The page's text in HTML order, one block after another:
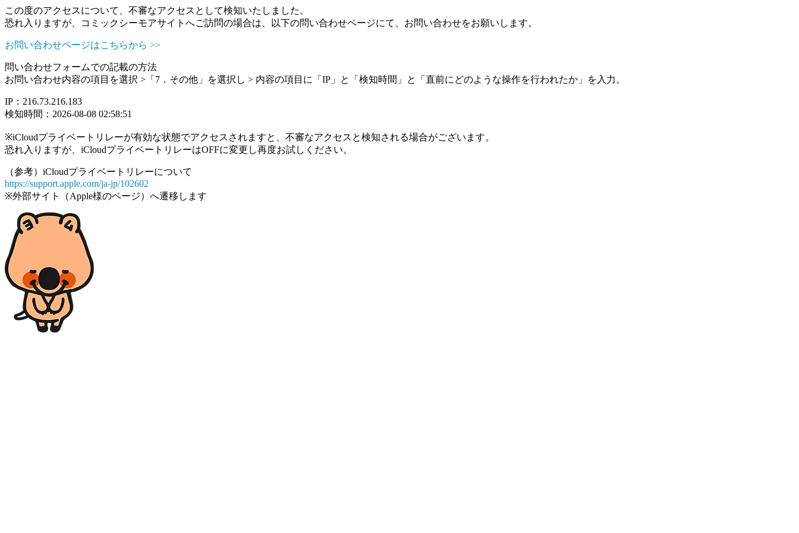
この度のアクセスについて、不審なアクセスとして検知いたしました。
恐れ入りますが、コミックシーモアサイトへご訪問の場合は、以下の問い合わせページにて、お問い合わせをお願いします。
お問い合わせページはこちらから >>
問い合わせフォームでの記載の方法
お問い合わせ内容の項目を選択 >「7．その他」を選択し > 内容の項目に「IP」と「検知時間」と「直前にどのような操作を行われたか」を入力。
IP：216.73.216.183
検知時間：2026-08-08 02:58:51
※iCloudプライベートリレーが有効な状態でアクセスされますと、不審なアクセスと検知される場合がございます。
恐れ入りますが、iCloudプライベートリレーはOFFに変更し再度お試しください。
（参考）iCloudプライベートリレーについて
https://support.apple.com/ja-jp/102602
※外部サイト（Apple様のページ）へ遷移します